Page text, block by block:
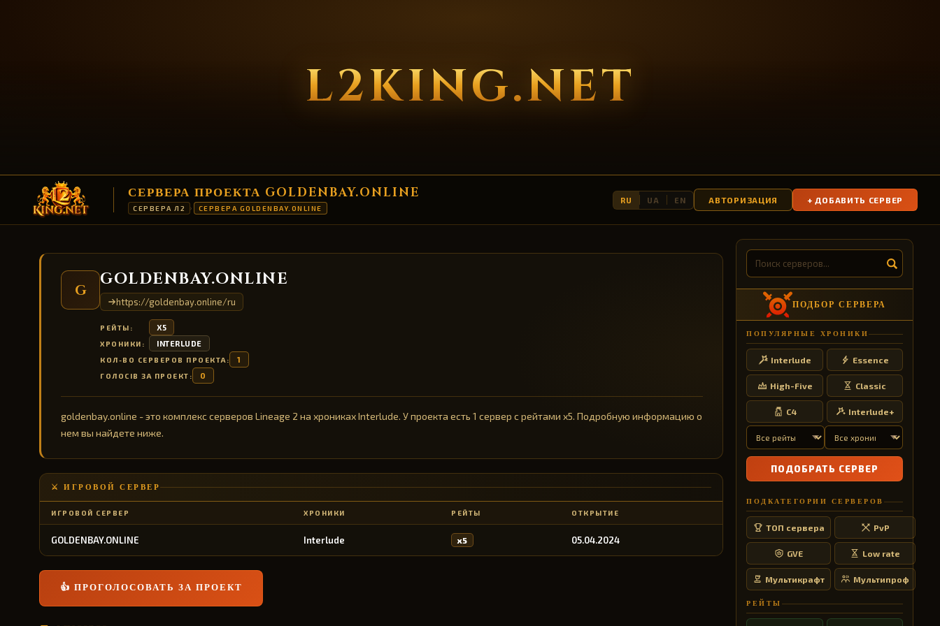
L2KING.NET
СЕРВЕРА ПРОЕКТА GOLDENBAY.ONLINE
СЕРВЕРА Л2 › СЕРВЕРА GOLDENBAY.ONLINE
RU UA EN АВТОРИЗАЦИЯ + ДОБАВИТЬ СЕРВЕР
G
GOLDENBAY.ONLINE
https://goldenbay.online/ru
РЕЙТЫ: X5
ХРОНИКИ: INTERLUDE
КОЛ-ВО СЕРВЕРОВ ПРОЕКТА: 1
ГОЛОСІВ ЗА ПРОЕКТ: 0
goldenbay.online - это комплекс серверов Lineage 2 на хрониках Interlude. У проекта есть 1 сервер с рейтами x5. Подробную информацию о
нем вы найдете ниже.
⚔️ ИГРОВОЙ СЕРВЕР
ИГРОВОЙ СЕРВЕР ХРОНИКИ РЕЙТЫ ОТКРЫТИЕ
GOLDENBAY.ONLINE Interlude x5 05.04.2024
👍 ПРОГОЛОСОВАТЬ ЗА ПРОЕКТ
ПОДБОР СЕРВЕРА
ПОПУЛЯРНЫЕ ХРОНИКИ
Interlude Essence
High-Five Classic
C4 Interlude+
ПОДОБРАТЬ СЕРВЕР
ПОДКАТЕГОРИИ СЕРВЕРОВ
ТОП сервера PvP
GVE Low rate
Мультикрафт Мультипроф
РЕЙТЫ